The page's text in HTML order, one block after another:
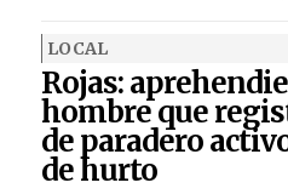
LOCAL
Rojas:
hombre que
de paradero
de hurto